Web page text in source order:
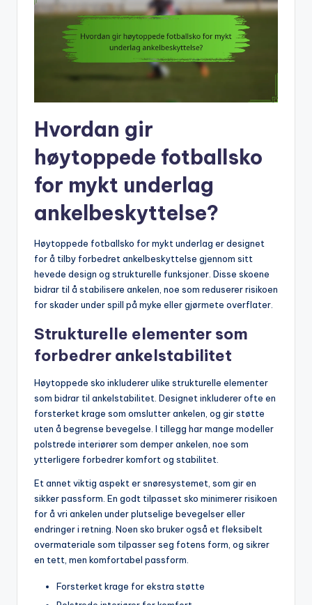
Hvordan gir
høytoppede fotballsko
for mykt underlag
ankelbeskyttelse?
Høytoppede fotballsko for mykt underlag er designet
for å tilby forbedret ankelbeskyttelse gjennom sitt
hevede design og strukturelle funksjoner. Disse skoene
bidrar til å stabilisere ankelen, noe som reduserer risikoen
for skader under spill på myke eller gjørmete overflater.
Strukturelle elementer som
forbedrer ankelstabilitet
Høytoppede sko inkluderer ulike strukturelle elementer
som bidrar til ankelstabilitet. Designet inkluderer ofte en
forsterket krage som omslutter ankelen, og gir støtte
uten å begrense bevegelse. I tillegg har mange modeller
polstrede interiører som demper ankelen, noe som
ytterligere forbedrer komfort og stabilitet.
Et annet viktig aspekt er snøresystemet, som gir en
sikker passform. En godt tilpasset sko minimerer risikoen
for å vri ankelen under plutselige bevegelser eller
endringer i retning. Noen sko bruker også et fleksibelt
overmateriale som tilpasser seg fotens form, og sikrer
en tett, men komfortabel passform.
Forsterket krage for ekstra støtte